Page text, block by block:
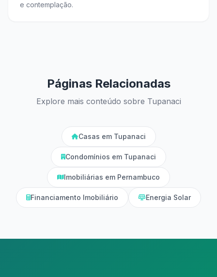
e contemplação.
Páginas Relacionadas
Explore mais conteúdo sobre Tupanaci
Casas em Tupanaci
Condomínios em Tupanaci
Imobiliárias em Pernambuco
Financiamento Imobiliário Energia Solar